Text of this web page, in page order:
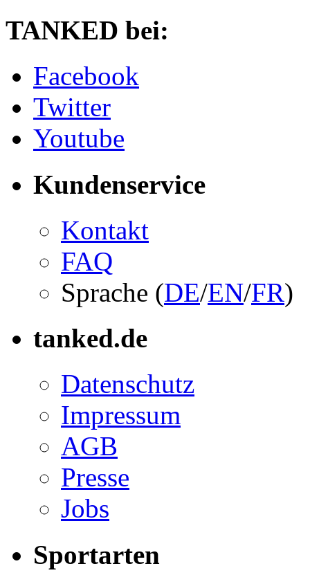
TANKED bei:
Facebook
Twitter
Youtube
Kundenservice
Kontakt
FAQ
Sprache (DE/EN/FR)
tanked.de
Datenschutz
Impressum
AGB
Presse
Jobs
Sportarten